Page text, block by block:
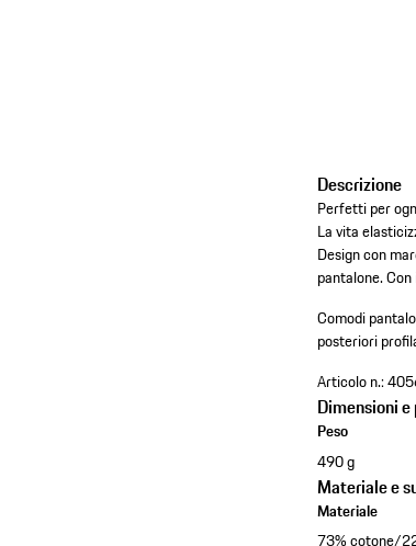
Descrizione
Perfetti per
La vita
Design con
pantalone.
Comodi
posteriori
Articolo n.:
Dimensioni e
Peso
490 g
Materiale e
Materiale
73% cotone/